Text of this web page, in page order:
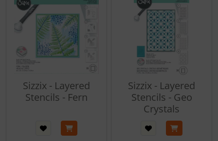
Sizzix - Layered
Stencils - Fern
Sizzix - Layered
Stencils - Geo
Crystals